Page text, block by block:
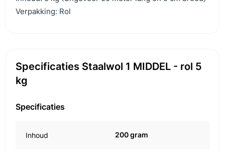
Verpakking: Rol
Specificaties Staalwol 1 MIDDEL - rol 5
kg
Specificaties
Inhoud 200 gram